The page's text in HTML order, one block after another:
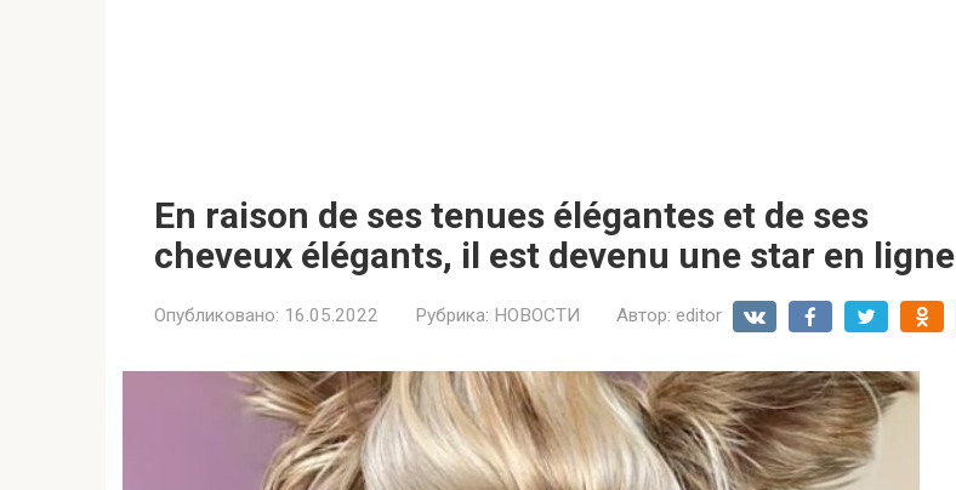
En raison de ses tenues élégantes et de ses
cheveux élégants, il est devenu une star en ligne
Опубликовано: 16.05.2022 Рубрика: НОВОСТИ Автор: editor